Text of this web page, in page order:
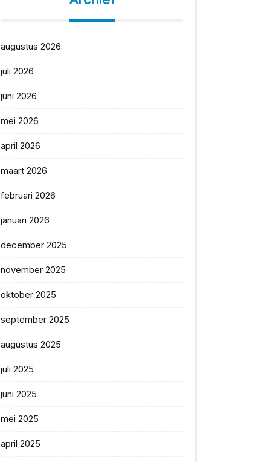
augustus 2026
juli 2026
juni 2026
mei 2026
april 2026
maart 2026
februari 2026
januari 2026
december 2025
november 2025
oktober 2025
september 2025
augustus 2025
juli 2025
juni 2025
mei 2025
april 2025